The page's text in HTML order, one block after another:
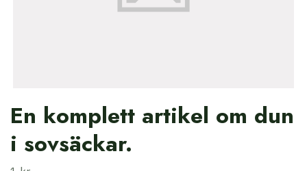
En komplett artikel om dun
i sovsäckar.